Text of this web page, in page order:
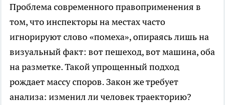
Проблема современного правоприменения в
том, что инспекторы на местах часто
игнорируют слово «помеха», опираясь лишь на
визуальный факт: вот пешеход, вот машина, оба
на разметке. Такой упрощенный подход
рождает массу споров. Закон же требует
анализа: изменил ли человек траекторию?